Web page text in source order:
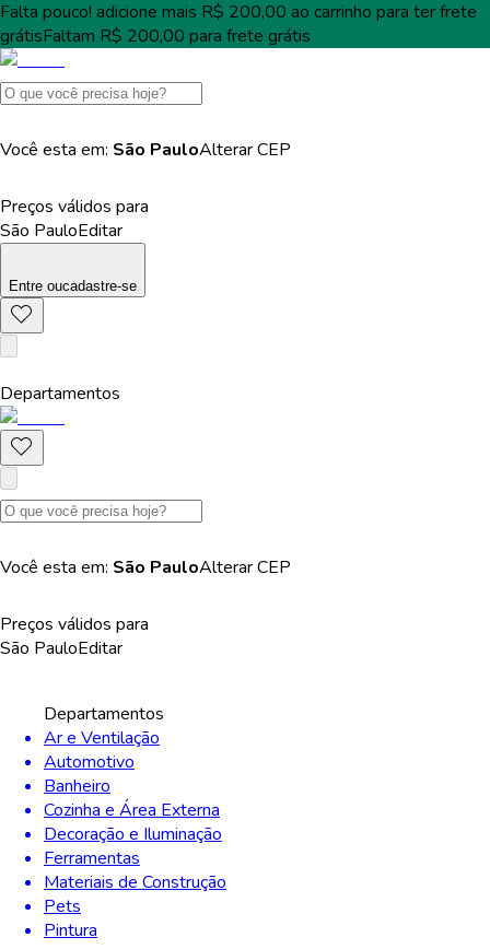
Falta pouco! adicione mais R$ 200,00 ao carrinho para terfrete
grátisFaltam R$ 200,00 para frete grátis
Você esta em: São PauloAlterarCEP
Preços válidos para
São PauloEditar
Entre oucadastre-se
Departamentos
Você esta em: São PauloAlterarCEP
Preços válidos para
São PauloEditar
Departamentos
Ar e Ventilação
Automotivo
Banheiro
Cozinha e Área Externa
Decoração e Iluminação
Ferramentas
Materiais de Construção
Pets
Pintura